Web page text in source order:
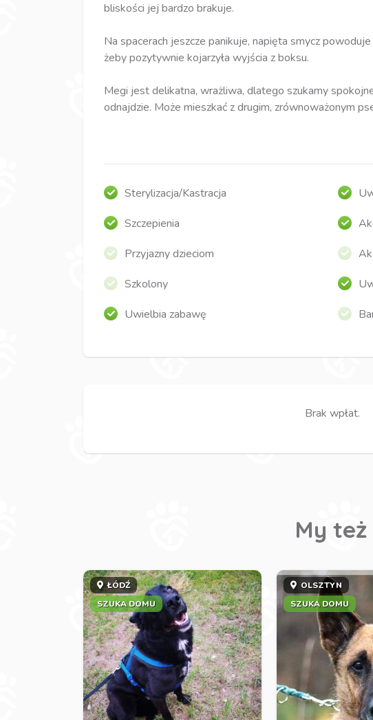
bliskości jej bardzo brakuje.
Na spacerach jeszcze panikuje, napięta smycz
żeby pozytywnie kojarzyła wyjścia z boksu.
Megi jest delikatna, wrażliwa, dlatego szukamy
odnajdzie. Może mieszkać z drugim, zrównoważonym
Sterylizacja/Kastracja
Szczepienia
Przyjazny dzieciom
Szkolony
Uwielbia zabawę
Brak wpłat.
My
ŁÓDŹ
SZUKA DOMU
OLSZTYN
SZUKA DOMU